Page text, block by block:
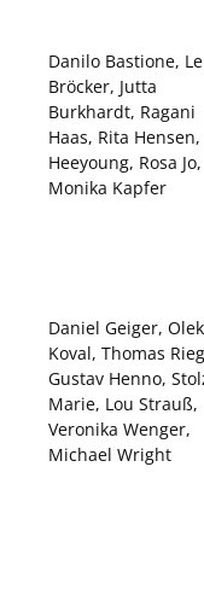
Danilo Bastione,
Bröcker, Jutta
Burkhardt, Ragani
Haas, Rita Hensen,
Heeyoung, Rosa Jo,
Monika Kapfer
Daniel Geiger,
Koval, Thomas
Gustav Henno,
Marie, Lou Strauß,
Veronika Wenger,
Michael Wright